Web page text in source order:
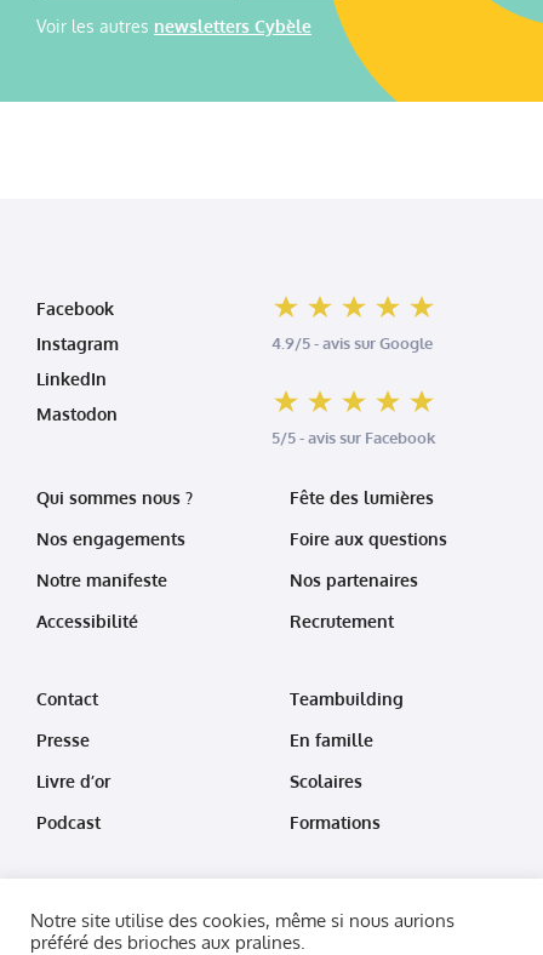
Voir les autres newsletters Cybèle
Qui sommes nous ?
Nos engagements
Notre manifeste
Accessibilité
Fête des lumières
Foire aux questions
Nos partenaires
Recrutement
Contact
Presse
Livre d’or
Podcast
Teambuilding
En famille
Scolaires
Formations
4.9/5 - avis sur Google
5/5 - avis sur Facebook
Facebook
Instagram
LinkedIn
Mastodon
Notre site utilise des cookies, même si nous aurions
préféré des brioches aux pralines.